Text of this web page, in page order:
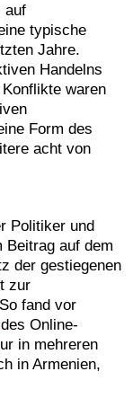
auf
typische
Jahre.
Handelns
waren
Form des
acht von
Politiker und
Beitrag auf dem
der gestiegenen
zur
fand vor
des Online-
in mehreren
in Armenien,